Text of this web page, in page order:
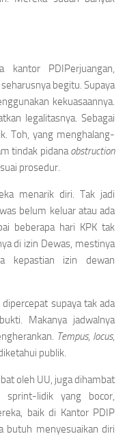
PDIPerjuangan,
begitu. Supaya
kekuasaannya.
legalitasnya. Sebagai
Toh, yang menghalang-
tindak pidanaobstruction
prosedur.
menarik diri. Tak jadi
belum keluar atau ada
beberapa hari KPK tak
di izin Dewas, mestinya
kepastian izin dewan
supaya tak ada
Makanya jadwalnya
Tempus, locus,
publik.
oleh UU, juga dihambat
sprint-lidik yang bocor,
baik di Kantor PDIP
butuh menyesuaikan diri